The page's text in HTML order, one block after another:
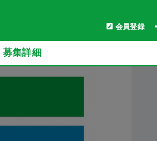
会員登録
募集詳細